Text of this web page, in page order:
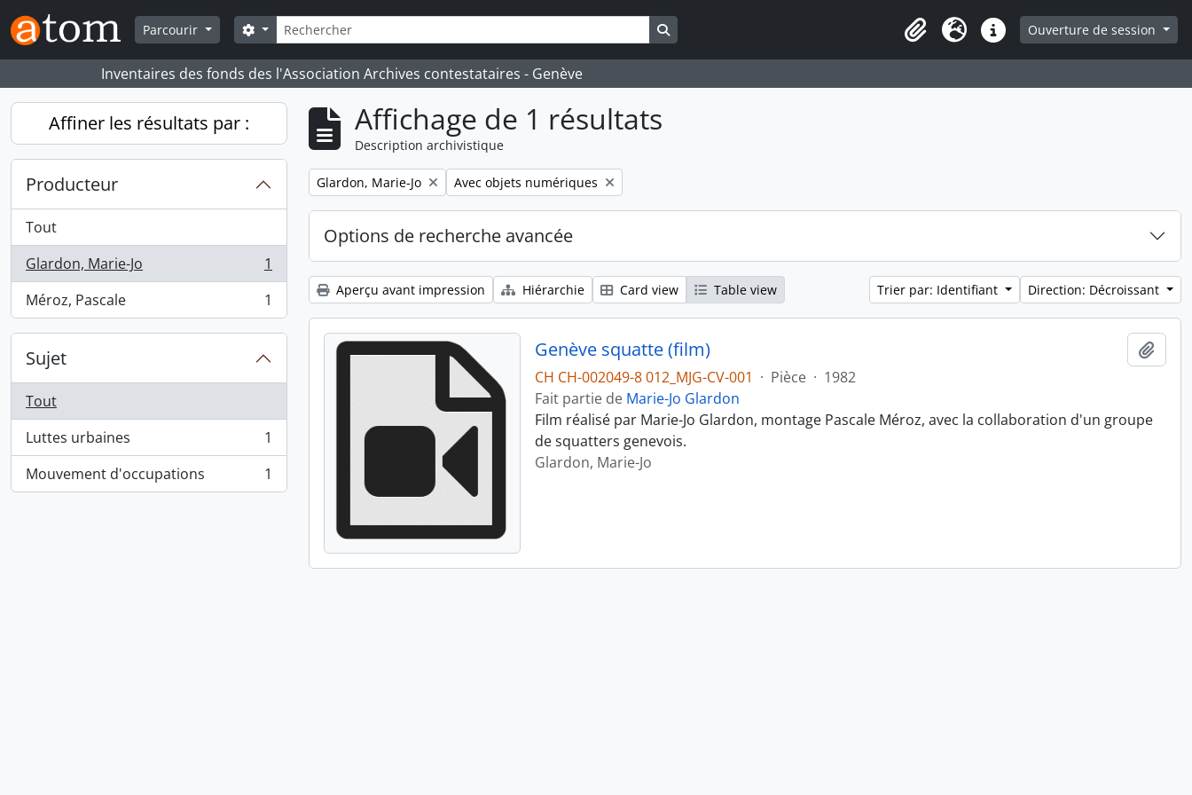
Skip to main content
Parcourir
Rechercher
Search options
Presse-papier
LangueLiens rapidesOuverture de session
Inventaires des fonds des l'Association Archives contestataires - Genève
Affiner les résultats par :
Producteur
Tout
Glardon, Marie-Jo
, 1 résultats
1
Méroz, Pascale
, 1 résultats 1
Sujet
Tout
Luttes urbaines
, 1 résultats
1
Mouvement d'occupations
, 1 résultats 1
Affichage de 1 résultats
Description archivistique
Remove filter:
Glardon, Marie-Jo Remove filter:
Avec objets numériques
Options de recherche avancée
Aperçu avant impression Hiérarchie Card view Table view Trier par: Identifiant Direction: Décroissant
Genève squatte (film)
CH CH-002049-8 012_MJG-CV-001 · Pièce · 1982
Fait partie de Marie-Jo Glardon
Film réalisé par Marie-Jo Glardon, montage Pascale Méroz, avec la collaboration d'un groupe
de squatters genevois.
Glardon, Marie-Jo